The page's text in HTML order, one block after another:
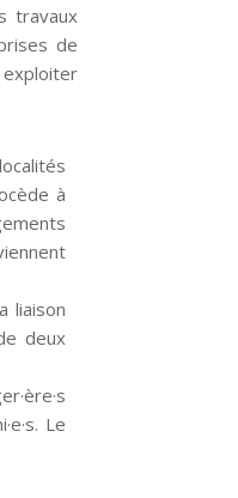
travaux
de
à
liaison
deux
Le